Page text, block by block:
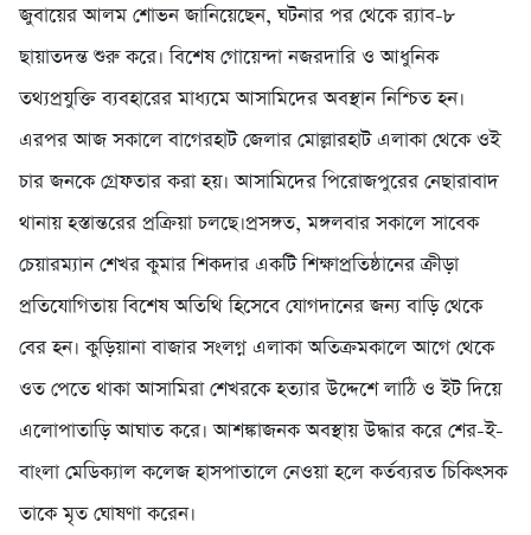
জুবায়ের আলম শোভন জানিয়েছেন, ঘটনার পর থেকে র‌্যাব-৮
ছায়াতদন্ত শুরু করে। বিশেষ গোয়েন্দা নজরদারি ও আধুনিক
তথ্যপ্রযুক্তি ব্যবহারের মাধ্যমে আসামিদের অবস্থান নিশ্চিত হন।
এরপর আজ সকালে বাগেরহাট জেলার মোল্লারহাট এলাকা থেকে ওই
চার জনকে গ্রেফতার করা হয়। আসামিদের পিরোজপুরের নেছারাবাদ
থানায় হস্তান্তরের প্রক্রিয়া চলছে।প্রসঙ্গত, মঙ্গলবার সকালে সাবেক
চেয়ারম্যান শেখর কুমার শিকদার একটি শিক্ষাপ্রতিষ্ঠানের ক্রীড়া
প্রতিযোগিতায় বিশেষ অতিথি হিসেবে যোগদানের জন্য বাড়ি থেকে
বের হন। কুড়িয়ানা বাজার সংলগ্ন এলাকা অতিক্রমকালে আগে থেকে
ওত পেতে থাকা আসামিরা শেখরকে হত্যার উদ্দেশে লাঠি ও ইট দিয়ে
এলোপাতাড়ি আঘাত করে। আশঙ্কাজনক অবস্থায় উদ্ধার করে শের-ই-
বাংলা মেডিক্যাল কলেজ হাসপাতালে নেওয়া হলে কর্তব্যরত চিকিৎসক
তাকে মৃত ঘোষণা করেন।